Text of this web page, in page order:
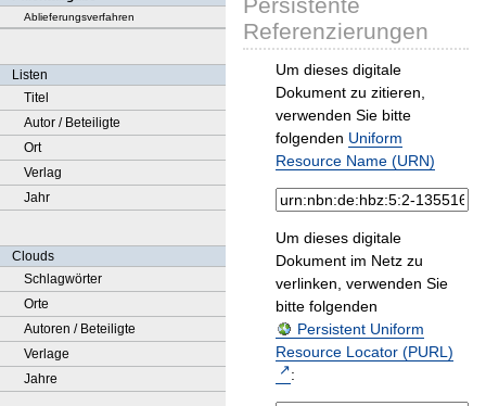
Ablieferungsverfahren
Listen
Titel
Autor / Beteiligte
Ort
Verlag
Jahr
Clouds
Schlagwörter
Orte
Autoren / Beteiligte
Verlage
Jahre
Persistente
Referenzierungen
Um dieses digitale
Dokument zu zitieren,
verwenden Sie bitte
folgenden Uniform
Resource Name (URN)
Um dieses digitale
Dokument im Netz zu
verlinken, verwenden Sie
bitte folgenden
Persistent Uniform
Resource Locator (PURL)
: